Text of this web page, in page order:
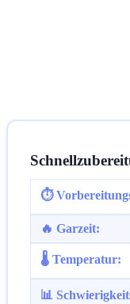
⏱️
🔥 Garzeit:
🌡️ Temperatur:
📊